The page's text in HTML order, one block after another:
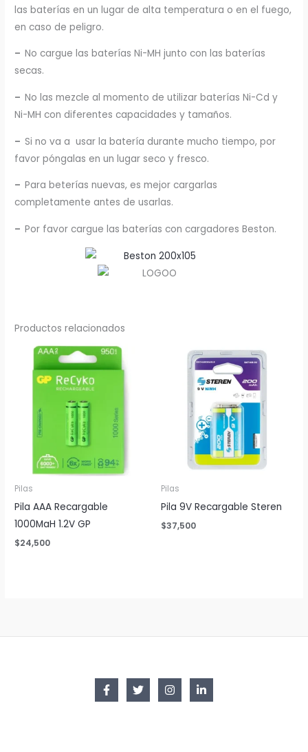
las baterías en un lugar de alta temperatura o en el fuego,
en caso de peligro.
–No cargue las baterías Ni-MH junto con las baterías
secas.
–No las mezcle al momento de utilizar baterías Ni-Cd y
Ni-MH con diferentes capacidades y tamaños.
– Si no va a usar la batería durante mucho tiempo, por
favor póngalas en un lugar seco y fresco.
–Para beterías nuevas, es mejor cargarlas
completamente antes de usarlas.
–Por favor cargue las baterías con cargadores Beston.
Productos relacionados
Pilas
Pila AAA Recargable
1000MaH 1.2V GP
$24,500
Pilas
Pila 9V Recargable Steren
$37,500